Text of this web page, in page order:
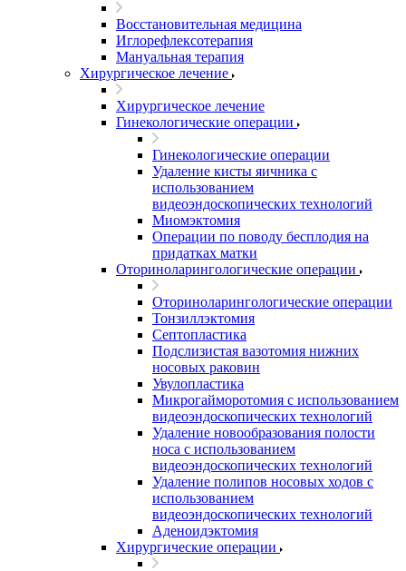
Восстановительная медицина
Иглорефлексотерапия
Мануальная терапия
Хирургическое лечение
Хирургическое лечение
Гинекологические операции
Гинекологические операции
Удаление кисты яичника с
использованием
видеоэндоскопических технологий
Миомэктомия
Операции по поводу бесплодия на
придатках матки
Оториноларингологические операции
Оториноларингологические операции
Тонзиллэктомия
Септопластика
Подслизистая вазотомия нижних
носовых раковин
Увулопластика
Микрогайморотомия с использованием
видеоэндоскопических технологий
Удаление новообразования полости
носа с использованием
видеоэндоскопических технологий
Удаление полипов носовых ходов с
использованием
видеоэндоскопических технологий
Аденоидэктомия
Хирургические операции